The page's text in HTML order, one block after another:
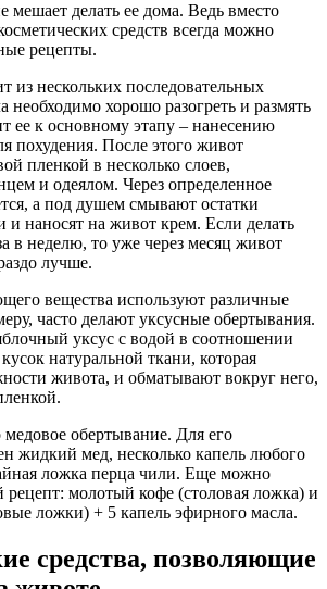
мешает делать ее дома. Ведь вместо
средств всегда можно
рецепты.
из нескольких последовательных
необходимо хорошо разогреть и размять
ее к основному этапу – нанесению
похудения. После этого живот
пленкой в несколько слоев,
и одеялом. Через определенное
а под душем смывают остатки
и наносят на живот крем. Если делать
в неделю, то уже через месяц живот
лучше.
вещества используют различные
часто делают уксусные обертывания.
уксус с водой в соотношении
натуральной ткани, которая
живота, и обматывают вокруг него,
обертывание. Для его
жидкий мед, несколько капель любого
ложка перца чили. Еще можно
рецепт: молотый кофе (столовая ложка) и
ложки) + 5 капель эфирного масла.
средства, позволяющие